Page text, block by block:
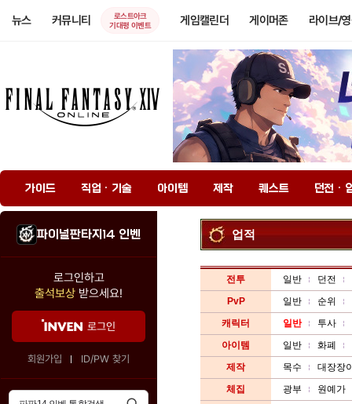
뉴스 커뮤니티
로스트아크
기대평 이벤트
게임캘린더 게이머존 라이브/
가이드 직업 · 기술 아이템 제작 퀘스트 던전 ·
파이널판타지14 인벤
로그인하고
출석보상 받으세요!
로그인
회원가입 ID/PW 찾기
업적
전투 일반
던전
PvP
일반
순위
캐릭터
일반
투사
아이템
일반
화폐
제작
목수
대장장
체집
광부
원예가